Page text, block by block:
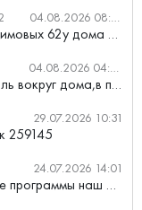
04.08.2026 08:34
На сайте форум жильцов бр.касимовых 62у дома растут красивые...
04.08.2026 04:46
Почему всю зелень косят под ноль вокруг дома,в полисадниках....
29.07.2026 10:31
259145
24.07.2026 14:01
что со стоянками во дворе после программы наш двор